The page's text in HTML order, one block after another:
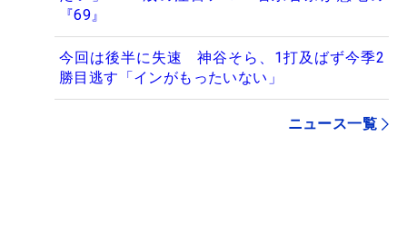
『69』
今回は後半に失速 神谷そら、1打及ばず今季2
勝目逃す「インがもったいない」
ニュース一覧